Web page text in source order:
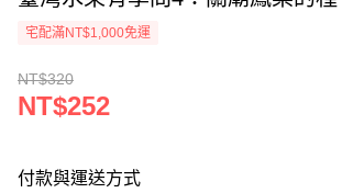
宅配滿NT$1,000免運
NT$320
NT$252
付款與運送方式